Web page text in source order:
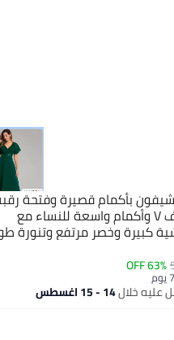
بأكمام قصيرة وفتحة
على شكل حرف V وأكمام واسعة للنساء مع
كبيرة وخصر مرتفع وتنورة
فساتين وصيفات العروس أنيقة
وصديقة للبشرة، تنورة
للسيدات في رمضان وعيد
63% OFF
عليه خلال14 - 15 اغسطس